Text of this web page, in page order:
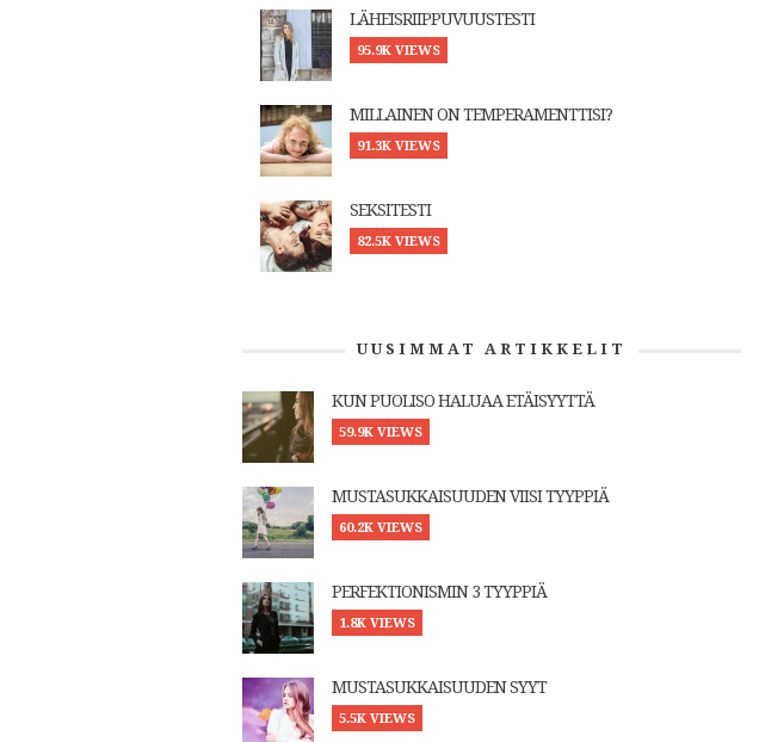
LÄHEISRIIPPUVUUSTESTI
95.9K VIEWS
MILLAINEN ON TEMPERAMENTTISI?
91.3K VIEWS
SEKSITESTI
82.5K VIEWS
UUSIMMAT ARTIKKELIT
KUN PUOLISO HALUAA ETÄISYYTTÄ
59.9K VIEWS
MUSTASUKKAISUUDEN VIISI TYYPPIÄ
60.2K VIEWS
PERFEKTIONISMIN 3 TYYPPIÄ
1.8K VIEWS
MUSTASUKKAISUUDEN SYYT
5.5K VIEWS